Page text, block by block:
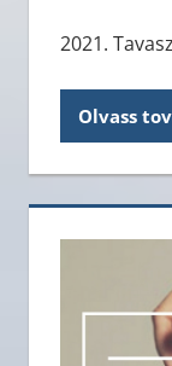
2021. Tavasz
Olvass